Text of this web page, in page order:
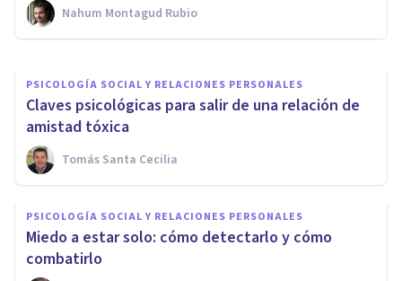
Nahum Montagud Rubio
Avance Psicólogos
PSICOLOGÍA SOCIAL Y RELACIONES PERSONALES
Claves psicológicas para salir de una relación de
amistad tóxica
Tomás Santa Cecilia
PSICOLOGÍA SOCIAL Y RELACIONES PERSONALES
Miedo a estar solo: cómo detectarlo y cómo
combatirlo